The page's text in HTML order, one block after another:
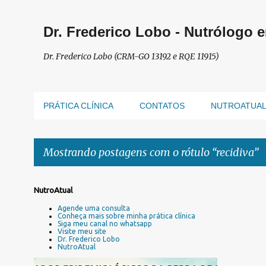
Dr. Frederico Lobo - Nutrólogo
Dr. Frederico Lobo (CRM-GO 13192 e RQE 11915)
PRÁTICA CLÍNICA CONTATOS NUTROATUAL
Mostrando postagens com o rótulo recidiva
P
NutroAtual
Agende uma consulta
Conheça mais sobre minha prática clínica
Siga meu canal no whatsapp
Visite meu site
Dr. Frederico Lobo
NutroAtual